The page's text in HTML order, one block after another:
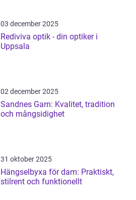
03 december 2025
Rediviva optik - din optiker i
Uppsala
02 december 2025
Sandnes Garn: Kvalitet, tradition
och mångsidighet
31 oktober 2025
Hängselbyxa för dam: Praktiskt,
stilrent och funktionellt